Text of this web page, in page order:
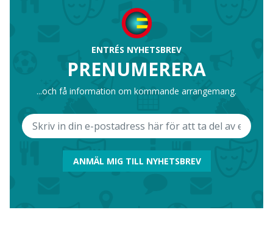
ENTRÉS NYHETSBREV
PRENUMERERA
...och få information om kommande arrangemang.
ANMÄL MIG TILL NYHETSBREV